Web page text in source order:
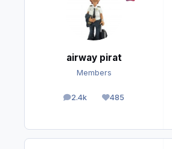
airway pirat
Members
2.4k
posts 485
Reputation